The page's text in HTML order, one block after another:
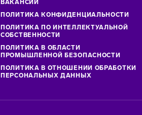
ВАКАНСИИ
ПОЛИТИКА КОНФИДЕНЦИАЛЬНОСТИ
ПОЛИТИКА ПО ИНТЕЛЛЕКТУАЛЬНОЙ
СОБСТВЕННОСТИ
ПОЛИТИКА В ОБЛАСТИ
ПРОМЫШЛЕННОЙ БЕЗОПАСНОСТИ
ПОЛИТИКА В ОТНОШЕНИИ ОБРАБОТКИ
ПЕРСОНАЛЬНЫХ ДАННЫХ